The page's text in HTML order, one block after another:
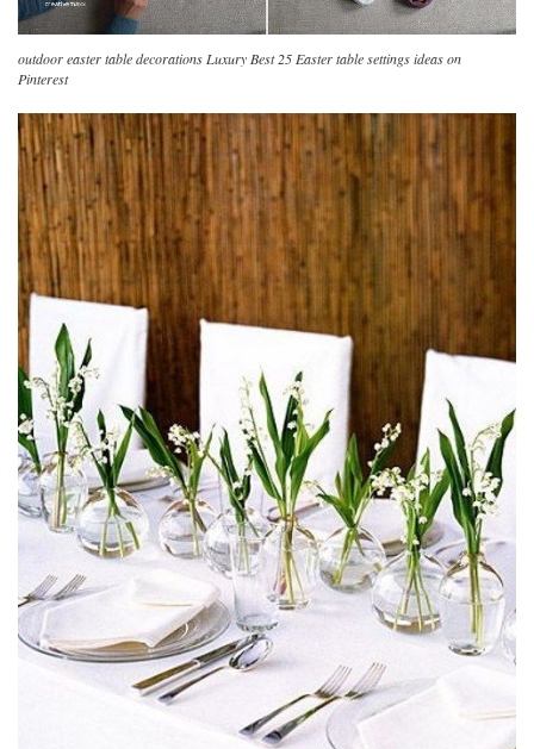
outdoor easter table decorations Luxury Best 25 Easter table settings ideas on
Pinterest